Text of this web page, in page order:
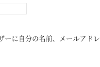
ーに自分の名前、メールアドレ